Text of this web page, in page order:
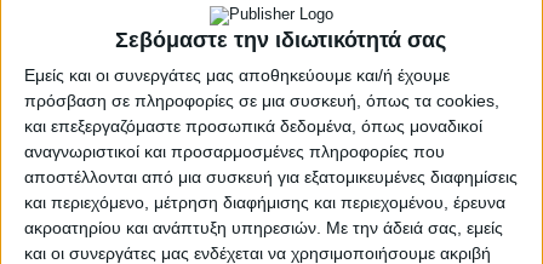
Σεβόμαστε την ιδιωτικότητά σας
Εμείς και οι συνεργάτες μας αποθηκεύουμε και/ή έχουμε
πρόσβαση σε πληροφορίες σε μια συσκευή, όπως τα cookies,
και επεξεργαζόμαστε προσωπικά δεδομένα, όπως μοναδικοί
αναγνωριστικοί και προσαρμοσμένες πληροφορίες που
αποστέλλονται από μια συσκευή για εξατομικευμένες διαφημίσεις
και περιεχόμενο, μέτρηση διαφήμισης και περιεχομένου, έρευνα
ακροατηρίου και ανάπτυξη υπηρεσιών. Με την άδειά σας, εμείς
και οι συνεργάτες μας ενδέχεται να χρησιμοποιήσουμε ακριβή
χελώνα καρέτα – καρέτα, η αγριόγατα, ο
γυπαετός, η πέστροφα, ενώ σε κίνδυνο
βρίσκονται ο λύκος, το τσακάλι, ο ασβός, το
ζαρκάδι και το ελάφι.